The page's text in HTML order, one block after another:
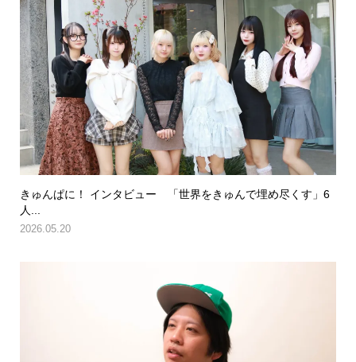
きゅんぱに！ インタビュー 「世界をきゅんで埋め尽くす」6
人...
2026.05.20